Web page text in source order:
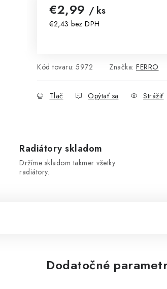
€2,99 / ks
€2,43 bez DPH
Kód tovaru: 5972 Značka: FERRO
Tlač Opýtať sa Strážiť
Radiátory skladom
Držíme skladom takmer všetky
radiátory.
Dodatočné